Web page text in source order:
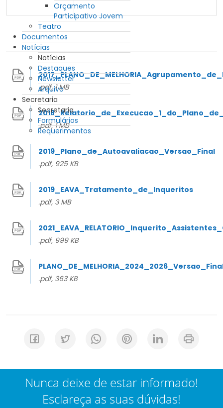
Orçamento
Participativo Jovem
Teatro
Documentos
Notícias
Notícias
Destaques
Newsletter
Arquivo
Secretaria
Secretaria
Formulários
Requerimentos
.pdf, 1 MB
.pdf, 1 MB
2019_Plano_de_Autoavaliacao_Versao_Final
.pdf, 925 KB
2019_EAVA_Tratamento_de_Inqueritos
.pdf, 3 MB
.pdf, 999 KB
.pdf, 363 KB
Nunca deixe de estar informado!
Esclareça as suas dúvidas!